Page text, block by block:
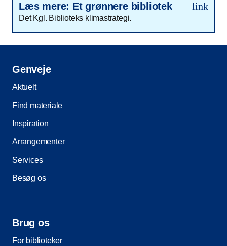
link
Læs mere: Et grønnere bibliotek
Det Kgl. Biblioteks klimastrategi.
Genveje
Aktuelt
Find materiale
Inspiration
Arrangementer
Services
Besøg os
Brug os
For biblioteker